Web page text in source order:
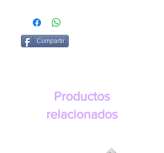
Compartir
Productos
relacionados